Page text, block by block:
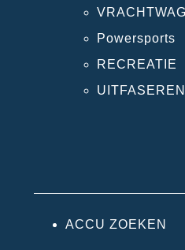
Powersports
RECREATIE
UITFASEREN
ACCU ZOEKEN